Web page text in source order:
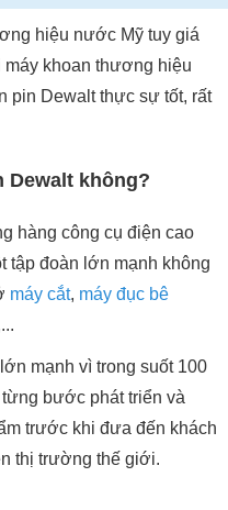
hiệu nước Mỹ tuy giá
khoan thương hiệu
pin Dewalt thực sự tốt, rất
Dewalt không?
hàng công cụ điện cao
tập đoàn lớn mạnh không
máy cắt, máy đục bê
mạnh vì trong suốt 100
bước phát triển và
trước khi đưa đến khách
thị trường thế giới.